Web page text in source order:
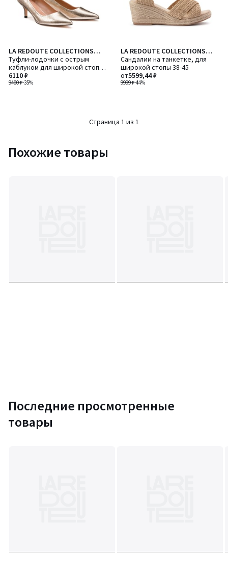
LA REDOUTE COLLECTIONS
PLUS
Туфли-лодочки с острым
каблуком для широкой стопы,
размер 38-45
9400 ₽-35%
6110 ₽
LA REDOUTE COLLECTIONS
PLUS
Сандалии на танкетке, для
широкой стопы 38-45
9999 ₽-44%
от5599,44 ₽
Страница 1 из 1
Похожие товары
Последние просмотренные
товары